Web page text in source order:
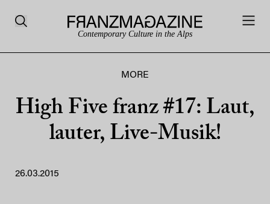
Contemporary Culture in the Alps
MORE
High Five franz #17: Laut,
lauter, Live-Musik!
26.03.2015